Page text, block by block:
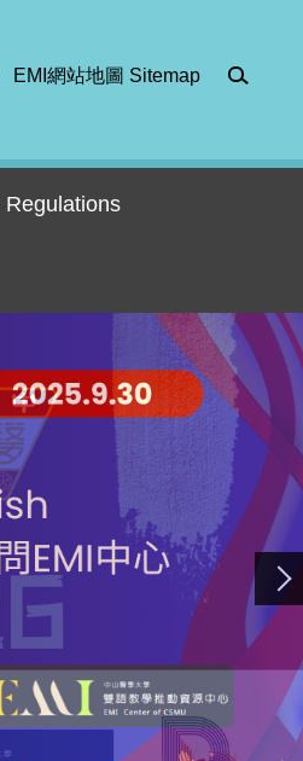
Regulations
EMI網站地圖 Sitemap